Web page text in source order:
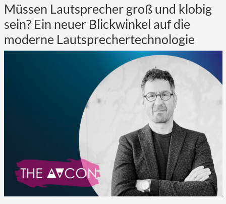
Müssen Lautsprecher groß und klobig
sein? Ein neuer Blickwinkel auf die
moderne Lautsprechertechnologie